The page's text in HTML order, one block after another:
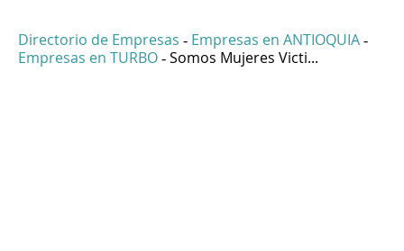
Directorio de Empresas - Empresas en ANTIOQUIA -
Empresas en TURBO - Somos Mujeres Victi...